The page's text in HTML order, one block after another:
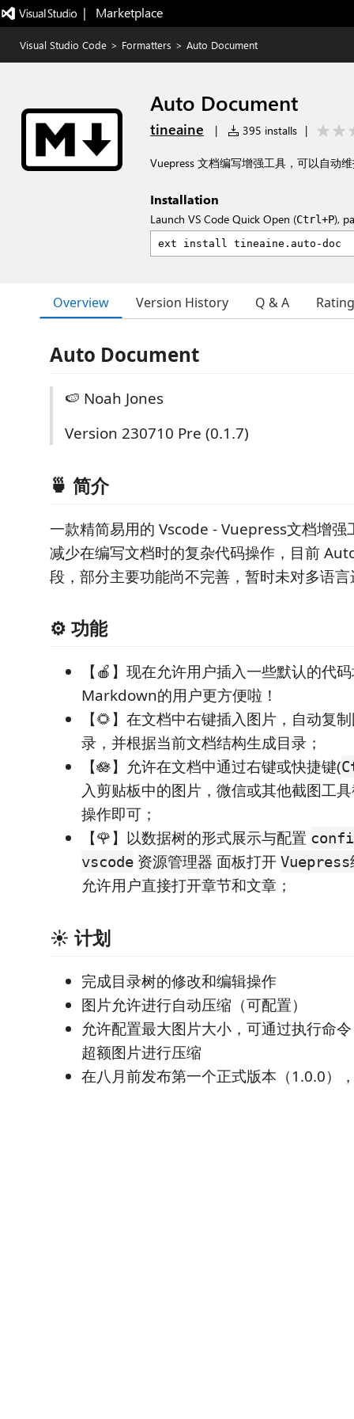
|   Marketplace
Visual Studio Code > Formatters > Auto Document
Auto Document
tineaine | 395 installs |
Vuepress 文档编写增强工具，可以自动
Installation
Launch VS Code Quick Open (Ctrl+P),
Overview Version History Q & A
Auto Document
🍉 Noah Jones
Version 230710 Pre (0.1.7)
🍵 简介
一款精简易用的 Vscode - Vuepress文档增强
减少在编写文档时的复杂代码操作，目前
段，部分主要功能尚不完善，暂时未对多语
⚙️ 功能
【🍎】现在允许用户插入一些默认的代
Markdown的用户更方便啦！
【🌻】在文档中右键插入图片，自动复
录，并根据当前文档结构生成目录；
【🪷】允许在文档中通过右键或快捷键(
入剪贴板中的图片，微信或其他截图工
操作即可；
【🌹】以数据树的形式展示与配置
vscode 资源管理器 面板打开 Vuepress
允许用户直接打开章节和文章；
☀️ 计划
完成目录树的修改和编辑操作
图片允许进行自动压缩（可配置）
允许配置最大图片大小，可通过执行命
超额图片进行压缩
在八月前发布第一个正式版本（1.0.0）